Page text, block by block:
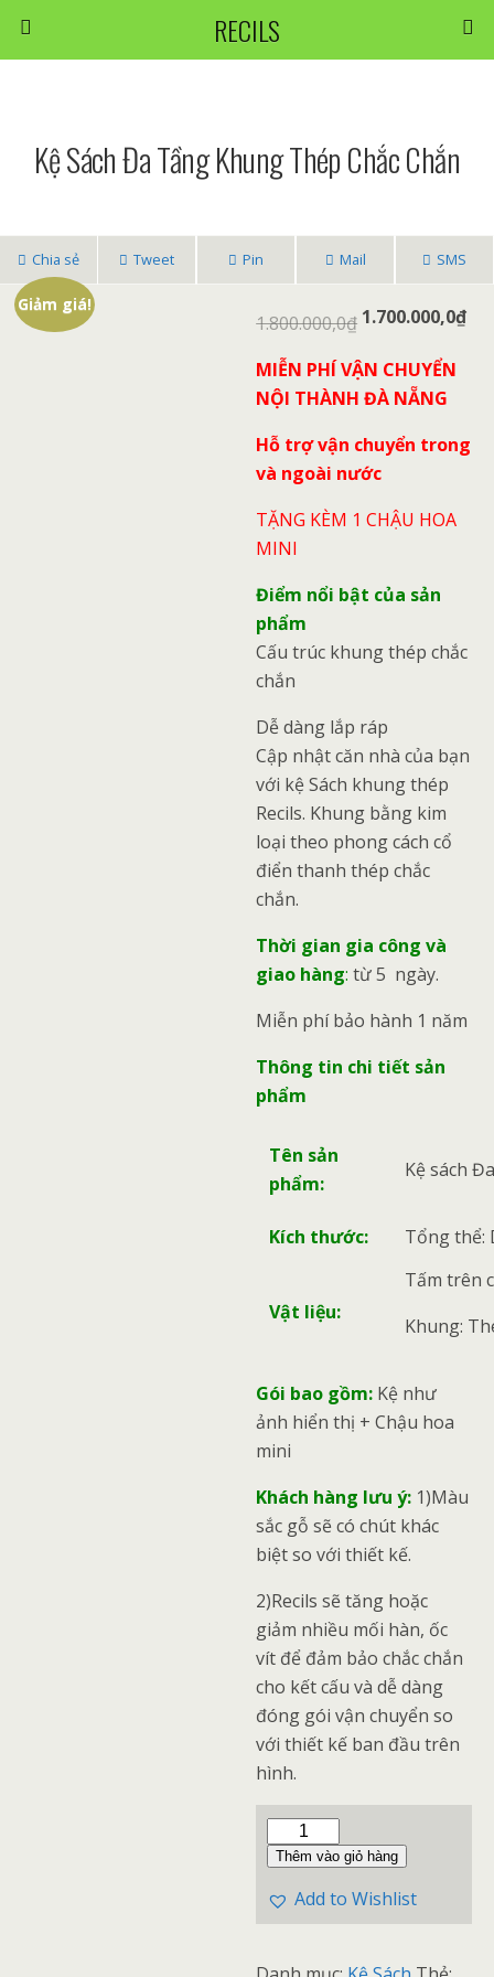
RECILS
Kệ Sách Đa Tầng Khung Thép Chắc Chắn
Chia sẻ Tweet Pin Mail SMS
Giảm giá!
1.800.000,0₫ 1.700.000,0₫
MIỄN PHÍ VẬN CHUYỂN
NỘI THÀNH ĐÀ NẴNG
Hỗ trợ vận chuyển trong
và ngoài nước
TẶNG KÈM 1 CHẬU HOA
MINI
Điểm nổi bật của sản
phẩm
Cấu trúc khung thép chắc
chắn
Dễ dàng lắp ráp
Cập nhật căn nhà của bạn
với kệ Sách khung thép
Recils. Khung bằng kim
loại theo phong cách cổ
điển thanh thép chắc
chắn.
Thời gian gia công và
giao hàng: từ 5 ngày.
Miễn phí bảo hành 1 năm
Thông tin chi tiết sản
phẩm
Tên sản
phẩm:
Kệ sách
Kích thước: Tổng thể:
Vật liệu:
Tấm trên
Khung:
Gói bao gồm: Kệ như
ảnh hiển thị + Chậu hoa
mini
Khách hàng lưu ý: 1)Màu
sắc gỗ sẽ có chút khác
biệt so với thiết kế.
2)Recils sẽ tăng hoặc
giảm nhiều mối hàn, ốc
vít để đảm bảo chắc chắn
cho kết cấu và dễ dàng
đóng gói vận chuyển so
với thiết kế ban đầu trên
hình.
Thêm vào giỏ hàng
Add to Wishlist